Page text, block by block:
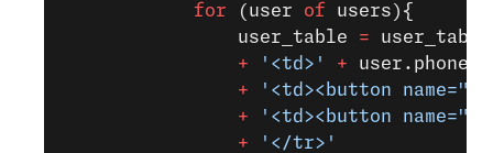
            for
(user of users){
                user_table
=
                +
'<td>' +
                +
'<td><button
                +
'<td><button
                +
'</tr>'